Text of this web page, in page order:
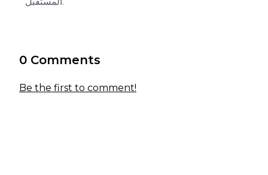
0 Comments
Be the first to comment!